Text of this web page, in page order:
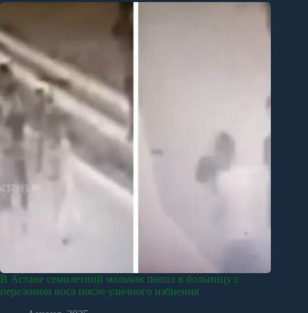
В Астане семилетний мальчик попал в больницу с
переломом носа после уличного избиения